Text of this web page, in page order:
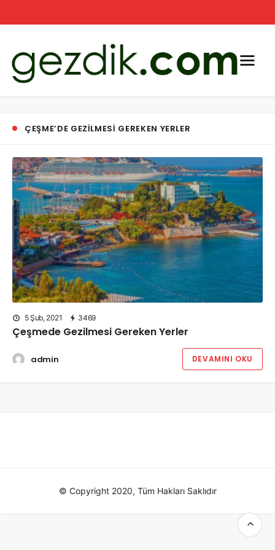
ÇEŞME’DE GEZILMESI GEREKEN YERLER
5 Şub, 2021 3469
Çeşmede Gezilmesi Gereken Yerler
admin DEVAMINI OKU
© Copyright 2020, Tüm Hakları Saklıdır